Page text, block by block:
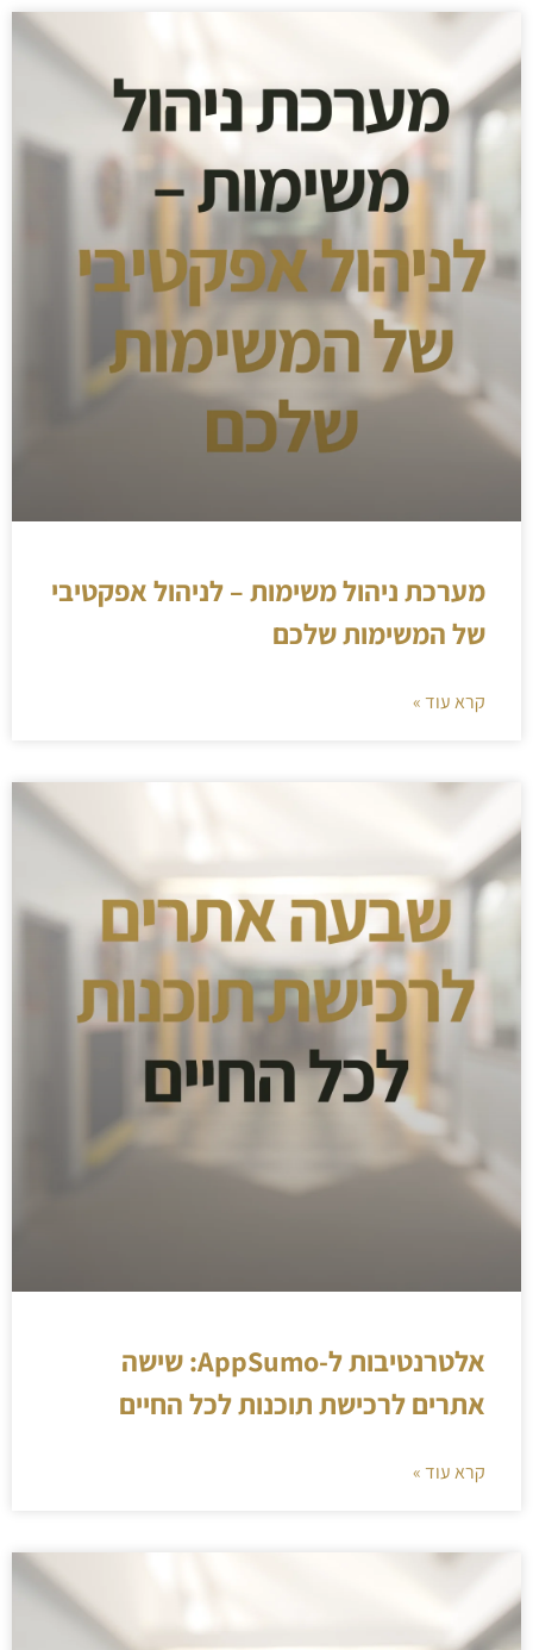
מערכת ניהול משימות – לניהול אפקטיבי
של המשימות שלכם
קרא עוד »
אלטרנטיבות ל-AppSumo: שישה
אתרים לרכישת תוכנות לכל החיים
קרא עוד »